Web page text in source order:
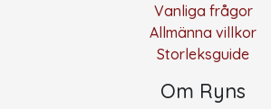
Vanliga frågor
Allmänna villkor
Storleksguide
Om Ryns